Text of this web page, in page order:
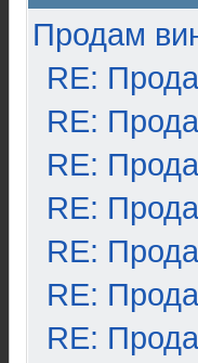
Продам
RE:
RE:
RE:
RE:
RE:
RE:
RE: